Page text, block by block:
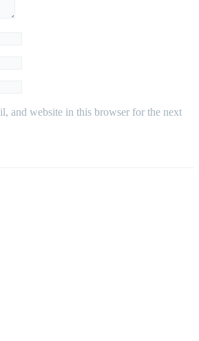
and website in this browser for the next